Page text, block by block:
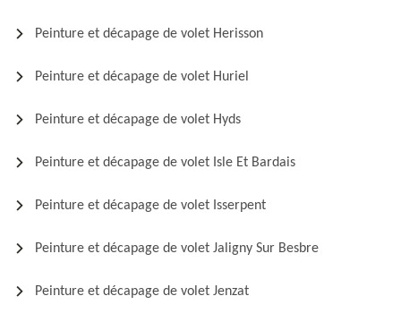
Peinture et décapage de volet Herisson
Peinture et décapage de volet Huriel
Peinture et décapage de volet Hyds
Peinture et décapage de volet Isle Et Bardais
Peinture et décapage de volet Isserpent
Peinture et décapage de volet Jaligny Sur Besbre
Peinture et décapage de volet Jenzat